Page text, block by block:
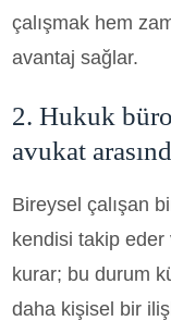
çalışmak hem
avantaj sağlar.
2. Hukuk
avukat
Bireysel çalışan
kendisi takip
kurar; bu durum
daha kişisel bir